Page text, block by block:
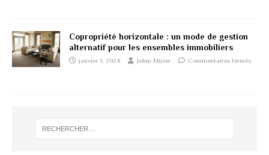
Copropriété horizontale : un mode de gestion
alternatif pour les ensembles immobiliers
janvier 1, 2024 Johm Mizier Commentaires fermés